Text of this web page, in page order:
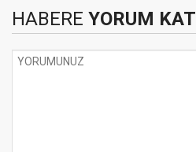
HABERE YORUM KAT